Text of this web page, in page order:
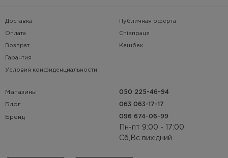
Доставка
Оплата
Возврат
Гарантия
Условия конфиденциальности
Публичная оферта
Співпраця
Кешбек
Магазины
Блог
Бренд
050 225-46-94
063 063-17-17
096 674-06-99
Пн-пт 9:00 - 17:00
Сб,Вс вихідний